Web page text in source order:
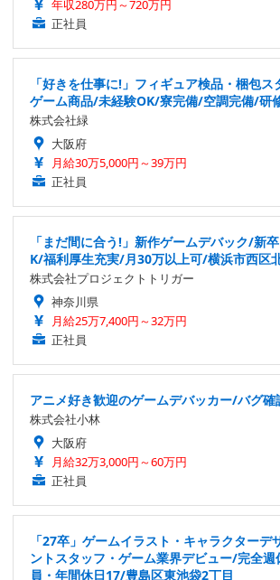
年収280万円～720万円
正社員
「好きを仕事に!」フィギュア検品・梱包ス
ゲーム商品/未経験OK/寮完備/空調完備/研
株式会社緑
大阪府
月給30万5,000円～39万円
正社員
「まだ間に合う!」新作ゲームデバック/新
K/福利厚生充実/月30万以上可/横浜市西区
株式会社プロジェクトトリガー
神奈川県
月給25万7,400円～32万円
正社員
アニメ好き歓迎のゲームデバッカー/バグ
株式会社小林
大阪府
月給32万3,000円～60万円
正社員
「27卒」ゲームイラスト・キャラクターデ
ントスタッフ・ゲーム業界デビュー/完全週
員・年間休日17/豊島区東池袋2丁目